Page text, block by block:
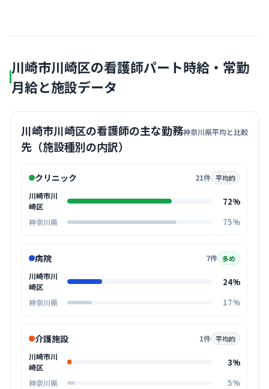
川崎市川崎区の看護師パート時給・常勤
月給と施設データ
川崎市川崎区の看護師の主な勤務
先（施設種別の内訳）
神奈川県平均と比較
クリニック 21件 平均的
川崎市川
崎区
72%
神奈川県 75%
病院 7件 多め
川崎市川
崎区
24%
神奈川県 17%
介護施設 1件 平均的
川崎市川
崎区
3%
神奈川県 5%